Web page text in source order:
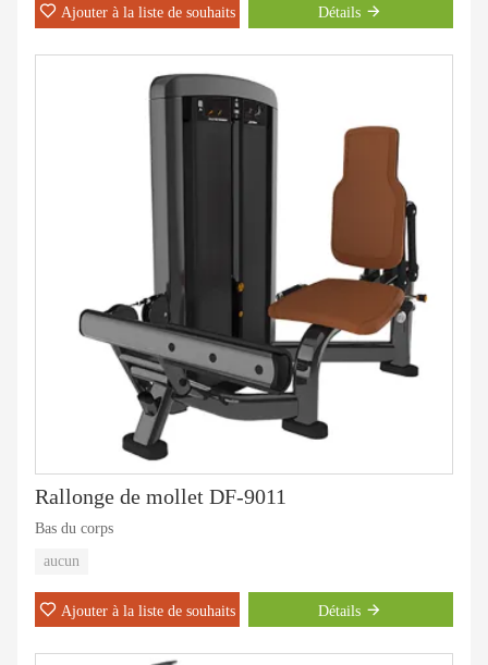
Ajouter à la liste de souhaits Détails
Rallonge de mollet DF-9011
Bas du corps
aucun
Ajouter à la liste de souhaits Détails